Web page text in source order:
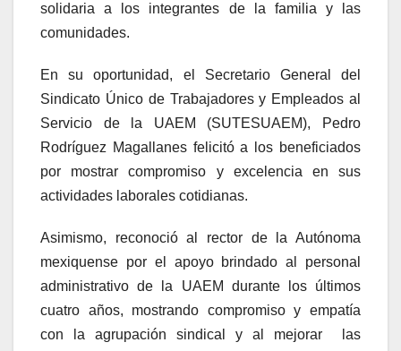
solidaria a los integrantes de la familia y las
comunidades.
En su oportunidad, el Secretario General del
Sindicato Único de Trabajadores y Empleados al
Servicio de la UAEM (SUTESUAEM), Pedro
Rodríguez Magallanes felicitó a los beneficiados
por mostrar compromiso y excelencia en sus
actividades laborales cotidianas.
Asimismo, reconoció al rector de la Autónoma
mexiquense por el apoyo brindado al personal
administrativo de la UAEM durante los últimos
cuatro años, mostrando compromiso y empatía
con la agrupación sindical y al mejorar las